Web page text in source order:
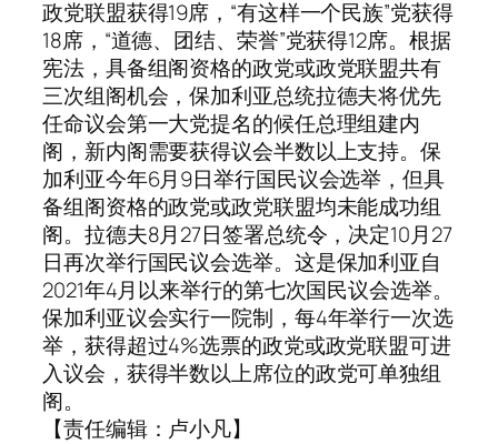
政党联盟获得19席，“有这样一个民族”党获得
18席，“道德、团结、荣誉”党获得12席。根据
宪法，具备组阁资格的政党或政党联盟共有
三次组阁机会，保加利亚总统拉德夫将优先
任命议会第一大党提名的候任总理组建内
阁，新内阁需要获得议会半数以上支持。保
加利亚今年6月9日举行国民议会选举，但具
备组阁资格的政党或政党联盟均未能成功组
阁。拉德夫8月27日签署总统令，决定10月27
日再次举行国民议会选举。这是保加利亚自
2021年4月以来举行的第七次国民议会选举。
保加利亚议会实行一院制，每4年举行一次选
举，获得超过4%选票的政党或政党联盟可进
入议会，获得半数以上席位的政党可单独组
阁。
【责任编辑：卢小凡】